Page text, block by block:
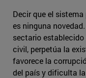
Decir que el
es ninguna
sectario establecido
civil, perpetúa la
favorece la
del país y dificulta